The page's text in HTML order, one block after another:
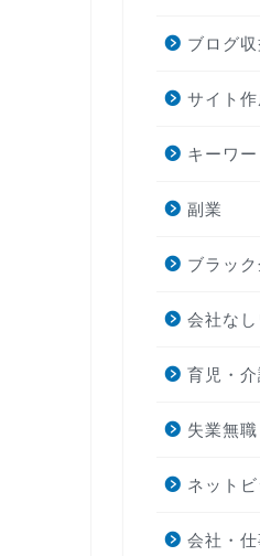
ブログ
サイト作
キーワ
副業
ブラッ
会社な
育児・介
失業無
ネット
会社・仕